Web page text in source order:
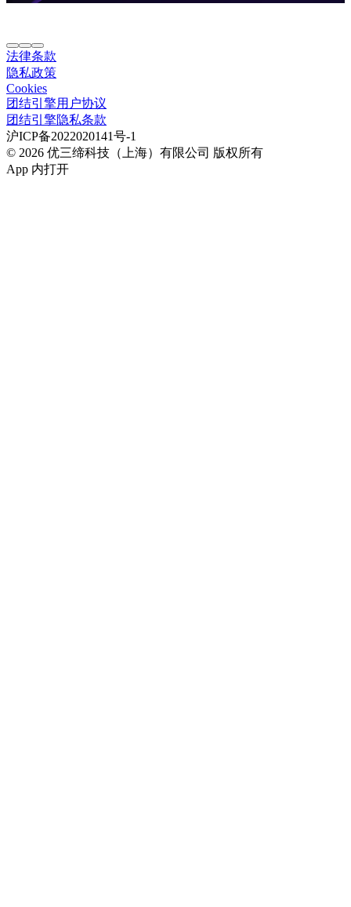
法律条款
隐私政策
Cookies
团结引擎用户协议
团结引擎隐私条款
沪ICP备2022020141号-1
© 2026 优三缔科技（上海）有限公司 版权所有
App 内打开